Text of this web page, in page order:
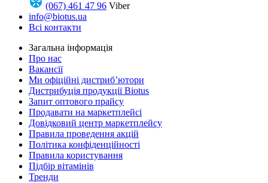
(067) 461 47 96 Viber
info@biotus.ua
Всі контакти
Загальна інформація
Про нас
Вакансії
Ми офіційні дистриб’ютори
Дистрибуція продукції Biotus
Запит оптового прайсу
Продавати на маркетплейсі
Довідковий центр маркетплейсу
Правила проведення акцій
Політика конфіденційності
Правила користування
Підбір вітамінів
Тренди